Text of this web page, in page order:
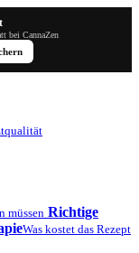
bei CannaZen
müssen Richtige
Was kostet das Rezept